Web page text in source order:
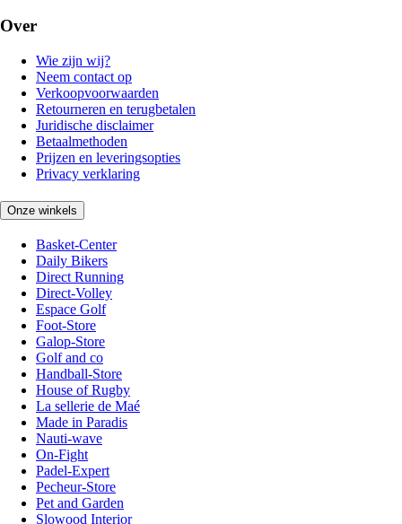
Over
Wie zijn wij?
Neem contact op
Verkoopvoorwaarden
Retourneren en terugbetalen
Juridische disclaimer
Betaalmethoden
Prijzen en leveringsopties
Privacy verklaring
Onze winkels
Basket-Center
Daily Bikers
Direct Running
Direct-Volley
Espace Golf
Foot-Store
Galop-Store
Golf and co
Handball-Store
House of Rugby
La sellerie de Maé
Made in Paradis
Nauti-wave
On-Fight
Padel-Expert
Pecheur-Store
Pet and Garden
Slowood Interior